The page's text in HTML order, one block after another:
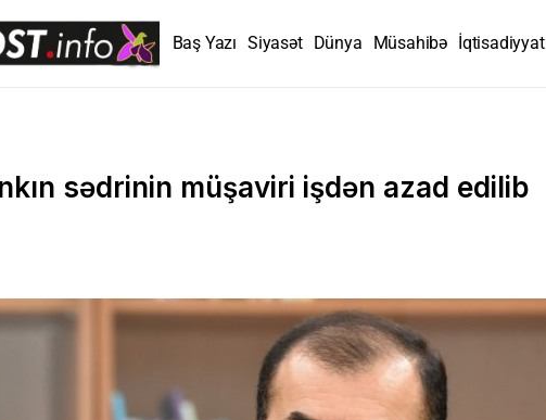
Baş Yazı Siyasət Dünya Müsahibə İqtisadiyyat
sədrinin müşaviri işdən azad edilib